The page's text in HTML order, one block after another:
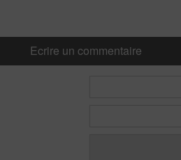
Ecrire un commentaire